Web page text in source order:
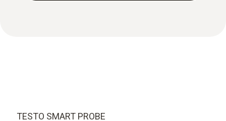
TESTO SMART PROBE